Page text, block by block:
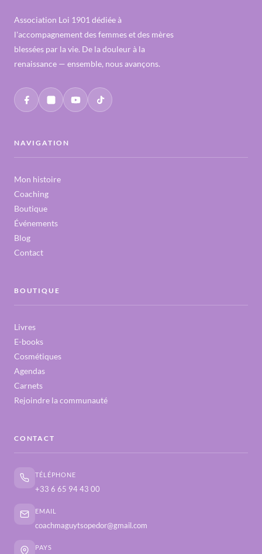
Association Loi 1901 dédiée à
l'accompagnement des femmes et des mères
blessées par la vie. De la douleur à la
renaissance — ensemble, nous avançons.
NAVIGATION
Mon histoire
Coaching
Boutique
Événements
Blog
Contact
BOUTIQUE
Livres
E-books
Cosmétiques
Agendas
Carnets
Rejoindre la communauté
CONTACT
TÉLÉPHONE
+33 6 65 94 43 00
EMAIL
coachmaguytsopedor@gmail.com
PAYS